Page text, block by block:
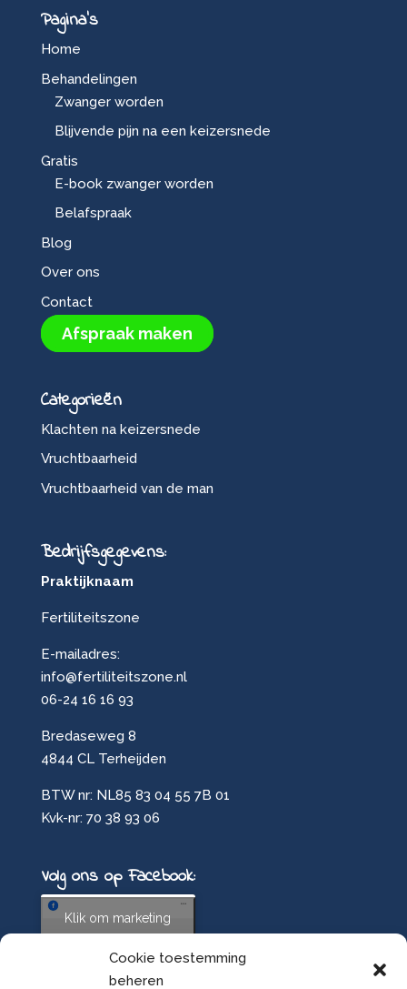
Cookie toestemming
beheren
Pagina’s
Home
Behandelingen
Zwanger worden
Blijvende pijn na een keizersnede
Gratis
E-book zwanger worden
Belafspraak
Blog
Over ons
Contact
Afspraak maken
Categorieën
Klachten na keizersnede
Vruchtbaarheid
Vruchtbaarheid van de man
Bedrijfsgegevens:
Praktijknaam
Fertiliteitszone
E-mailadres:
info@fertiliteitszone.nl
06-24 16 16 93
Bredaseweg 8
4844 CL Terheijden
BTW nr: NL85 83 04 55 7B 01
Kvk-nr: 70 38 93 06
Volg ons op Facebook:
Klik om marketing
en deze inhoud in te
schakelen